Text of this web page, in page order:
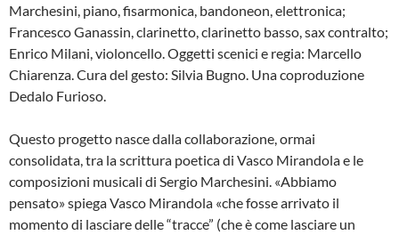
Marchesini, piano, fisarmonica, bandoneon, elettronica;
Francesco Ganassin, clarinetto, clarinetto basso, sax contralto;
Enrico Milani, violoncello. Oggetti scenici e regia: Marcello
Chiarenza. Cura del gesto: Silvia Bugno. Una coproduzione
Dedalo Furioso.
Questo progetto nasce dalla collaborazione, ormai
consolidata, tra la scrittura poetica di Vasco Mirandola e le
composizioni musicali di Sergio Marchesini. «Abbiamo
pensato» spiega Vasco Mirandola «che fosse arrivato il
momento di lasciare delle “tracce” (che è come lasciare un